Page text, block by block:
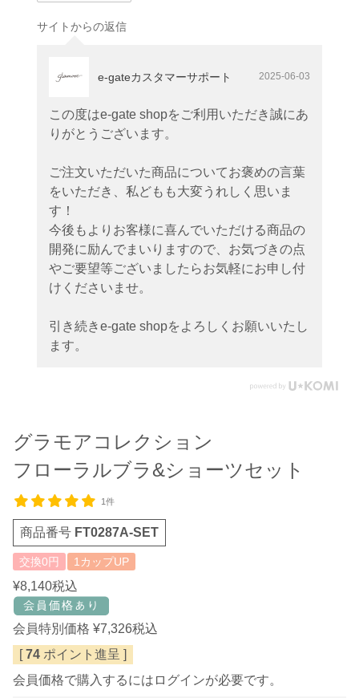
サイトからの返信
e-gateカスタマーサポート 2025-06-03
この度はe-gate shopをご利用いただき誠にあ
りがとうございます。
ご注文いただいた商品についてお褒めの言葉
をいただき、私どもも大変うれしく思いま
す！
今後もよりお客様に喜んでいただける商品の
開発に励んでまいりますので、お気づきの点
やご要望等ございましたらお気軽にお申し付
けくださいませ。
引き続きe-gate shopをよろしくお願いいたし
ます。
グラモアコレクション
フローラルブラ&ショーツセット
1件
商品番号 FT0287A-SET
交換0円 1カップUP
¥8,140税込
会員特別価格 ¥7,326税込
[ 74 ポイント進呈 ]
会員価格で購入するにはログインが必要です。